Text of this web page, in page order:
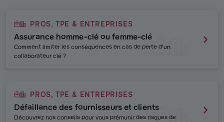
PROS, TPE & ENTREPRISES
Assurance homme-clé ou femme-clé
Comment limiter les conséquences en cas de perte d’un
collaborateur clé ?
PROS, TPE & ENTREPRISES
Défaillance des fournisseurs et clients
Découvrez nos conseils pour vous prémunir des risques de